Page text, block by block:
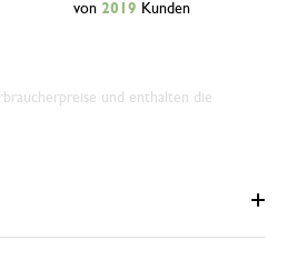
von 2019 Kunden
und enthalten die